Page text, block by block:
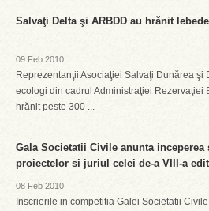
Salvaţi Delta şi ARBDD au hrănit
09 Feb 2010
Reprezentanţii Asociaţiei Salvaţi Dunărea şi
ecologi din cadrul Administraţiei Rezervaţiei
hrănit peste 300 ...
Gala Societatii Civile anunta
proiectelor si juriul celei de-a VIII-a
08 Feb 2010
Inscrierile in competitia Galei Societatii